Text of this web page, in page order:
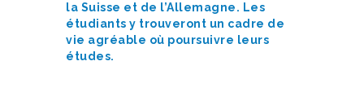
la Suisse et de l’Allemagne. Les
étudiants y trouveront un cadre de
vie agréable où poursuivre leurs
études.